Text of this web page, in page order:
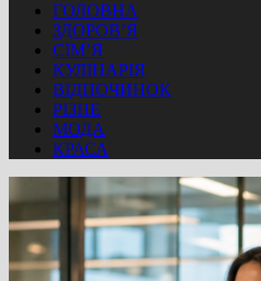
ГОЛОВНА
ЗДОРОВ’Я
СІМ’Я
КУЛІНАРІЯ
ВІДПОЧИНОК
РІЗНЕ
МОДА
КРАСА